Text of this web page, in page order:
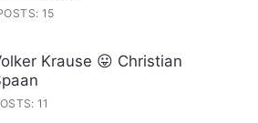
15
Krause 😛 Christian
11